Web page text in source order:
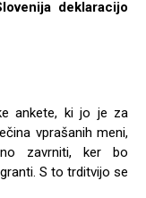
deklaracijo
ankete, ki jo je za
vprašanih meni,
zavrniti, ker bo
S to trditvijo se